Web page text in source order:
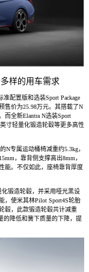
样的用车需求
配置版和选装Sport Package
售价为25.98万元。其搭载了N
全新Elantra N选装Sport
寸轻量化锻造轮毂等更多高性
N专属运动桶椅减重约5.3kg，
，靠背侧支撑高出8mm，
能。不仅如此，座椅靠背厚度
化锻造轮毂，并采用哑光黑设
，使米其林Pilot Sport4S轮胎
毂，此款锻造轮毂共计减重
的降低和簧下质量的下降，提